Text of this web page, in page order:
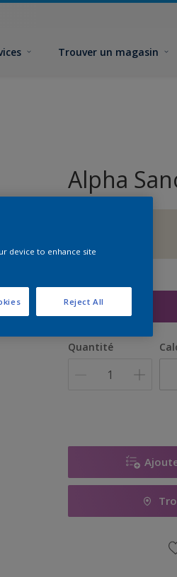
Trouver un magasin
Alpha
Quantité
device to enhance site
Reject All